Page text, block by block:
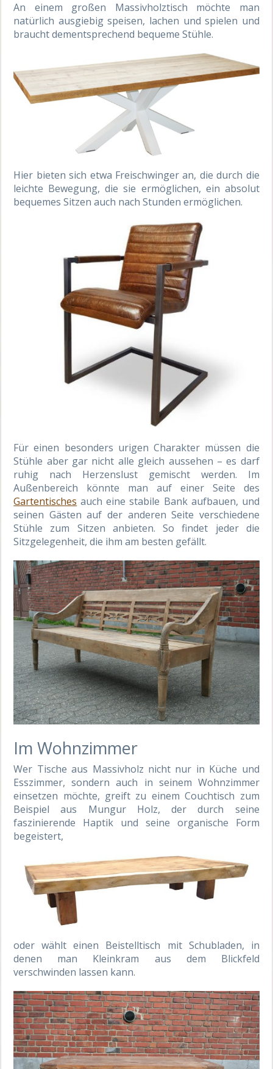
An einem großen Massivholztisch möchte man
natürlich ausgiebig speisen, lachen und spielen und
braucht dementsprechend bequeme Stühle.
Hier bieten sich etwa Freischwinger an, die durch die
leichte Bewegung, die sie ermöglichen, ein absolut
bequemes Sitzen auch nach Stunden ermöglichen.
Für einen besonders urigen Charakter müssen die
Stühle aber gar nicht alle gleich aussehen – es darf
ruhig nach Herzenslust gemischt werden. Im
Außenbereich könnte man auf einer Seite des
Gartentisches auch eine stabile Bank aufbauen, und
seinen Gästen auf der anderen Seite verschiedene
Stühle zum Sitzen anbieten. So findet jeder die
Sitzgelegenheit, die ihm am besten gefällt.
Im Wohnzimmer
Wer Tische aus Massivholz nicht nur in Küche und
Esszimmer, sondern auch in seinem Wohnzimmer
einsetzen möchte, greift zu einem Couchtisch zum
Beispiel aus Mungur Holz, der durch seine
faszinierende Haptik und seine organische Form
begeistert,
oder wählt einen Beistelltisch mit Schubladen, in
denen man Kleinkram aus dem Blickfeld
verschwinden lassen kann.